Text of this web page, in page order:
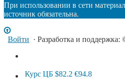
При использовании в сети
источник обязательна.
Войти · Разработка и
Курс ЦБ $82.2 €94.8